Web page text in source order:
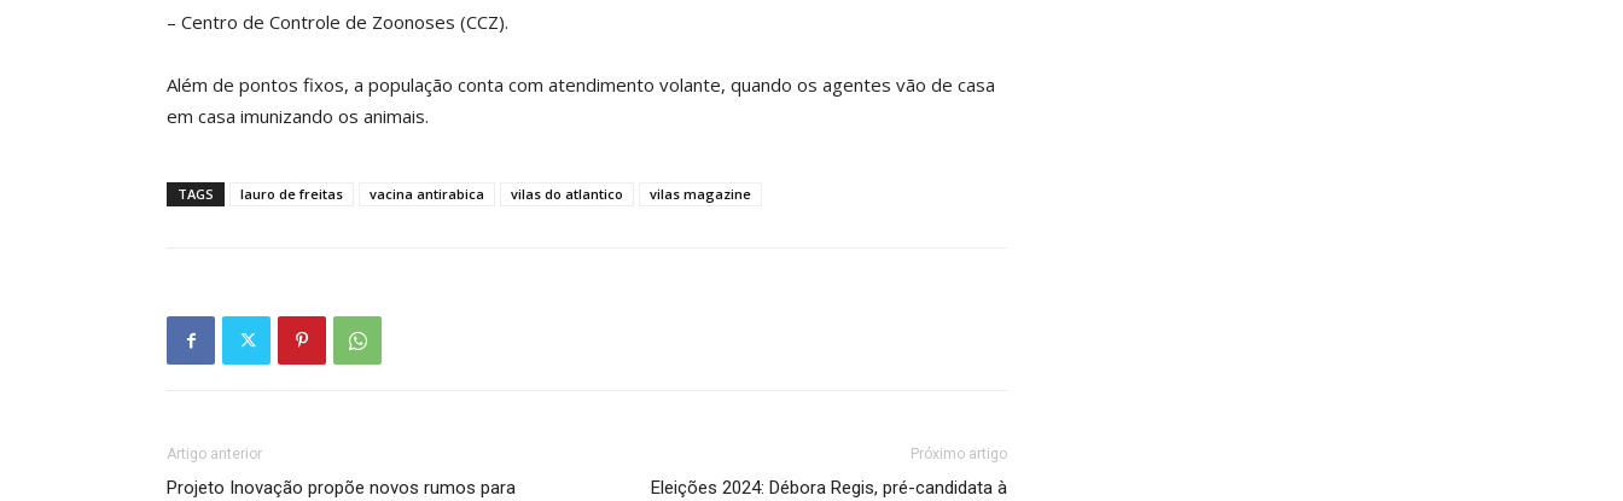
– Centro de Controle de Zoonoses (CCZ).
Além de pontos fixos, a população conta com atendimento volante, quando os agentes vão de casa
em casa imunizando os animais.
TAGS lauro de freitas vacina antirabica vilas do atlantico vilas magazine
Artigo anterior
Projeto Inovação propõe novos rumos para
Próximo artigo
Eleições 2024: Débora Regis, pré-candidata à